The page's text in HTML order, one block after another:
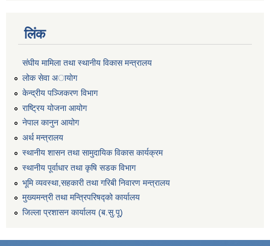
लिंक
संघीय मामिला तथा स्थानीय विकास मन्त्रालय
लोक सेवा अायाेग
केन्द्रीय पञ्जिकरण विभाग
राष्ट्रिय योजना आयोग
नेपाल कानुन आयोग
अर्थ मन्त्रालय
स्थानीय शासन तथा सामुदायिक विकास कार्यक्रम
स्थानीय पूर्वाधार तथा कृषि सडक विभाग
भूमि व्यवस्था,सहकारी तथा गरिबी निवारण मन्त्रालय
मुख्यमन्त्री तथा मन्त्रिपरिषद्को कार्यालय
जिल्ला प्रशासन कार्यालय (ब.सु.पू)